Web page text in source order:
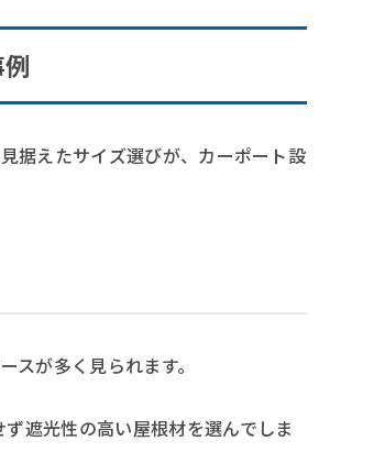
据えたサイズ選びが、カーポート設
が多く見られます。
遮光性の高い屋根材を選んでしま